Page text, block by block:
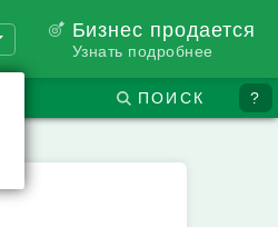
Бизнес продается
Узнать подробнее
?
ПОИСК